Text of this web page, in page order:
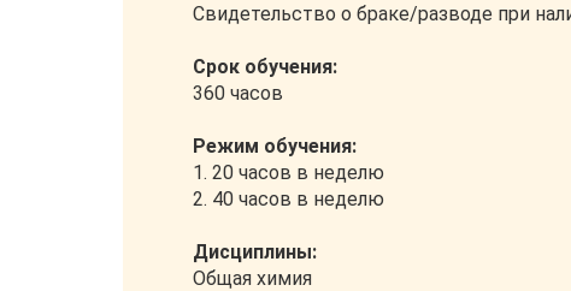
Свидетельство о браке/разводе при
Срок обучения:
360 часов
Режим обучения:
1. 20 часов в неделю
2. 40 часов в неделю
Дисциплины:
Общая химия